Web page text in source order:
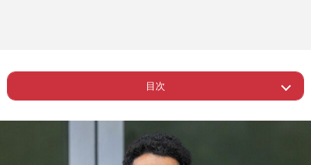
目次
Page 1 ー 草間リチャード得意のサックスを